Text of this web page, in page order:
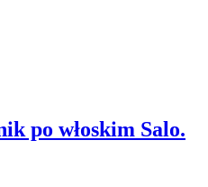
po włoskim Salo.